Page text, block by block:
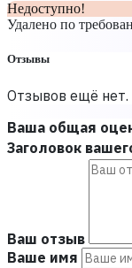
Недоступно!
Удалено по
Отзывы
Отзывов ещё
Ваша общая
Заголовок
Ваш отзыв
Ваше имя